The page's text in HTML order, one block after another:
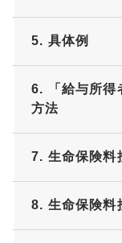
5. 具体例
6. 「給与所得
方法
7. 生命保険料
8. 生命保険料